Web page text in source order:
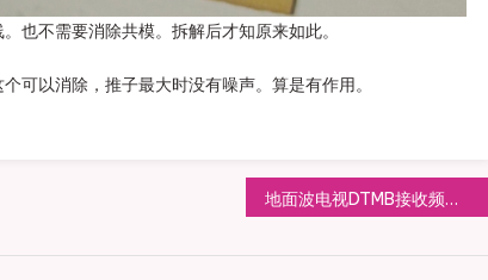
也不需要消除共模。拆解后才知原来如此。
可以消除，推子最大时没有噪声。算是有作用。
地面波电视DTMB接收频谱分析